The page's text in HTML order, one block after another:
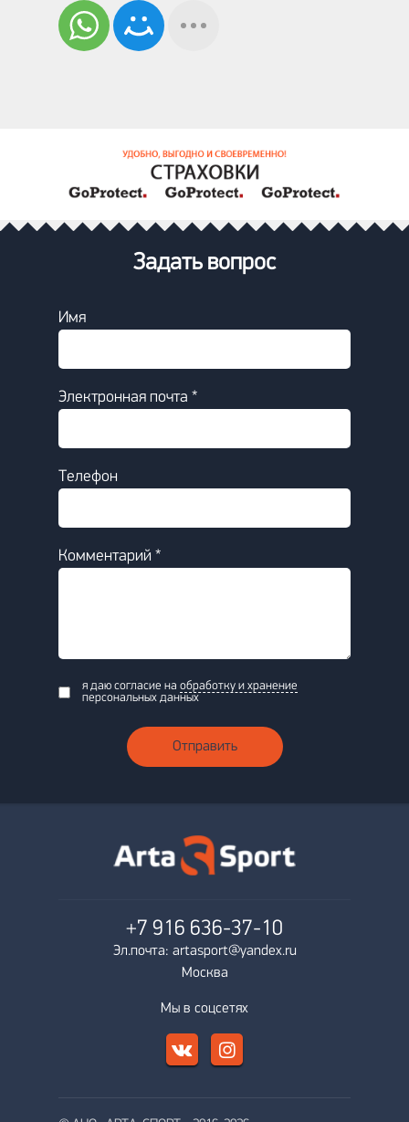
Задать вопрос
Имя
Электронная почта *
Телефон
Комментарий *
я даю согласие на обработку и хранение
персональных данных
Отправить
+7 916 636-37-10
Эл.почта: artasport@yandex.ru
Москва
Мы в соцсетях